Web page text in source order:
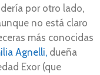
por otro lado,
no está claro
más conocidas
Agnelli, dueña
Exor (que